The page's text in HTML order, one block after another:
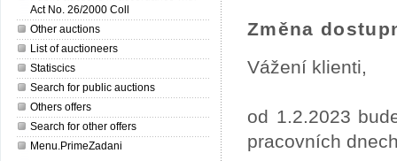
Act No. 26/2000 Coll
Other auctions
List of auctioneers
Statiscics
Search for public auctions
Others offers
Search for other offers
Menu.PrimeZadani
Změna
Vážení klienti,
od 1.2.2023
pracovních